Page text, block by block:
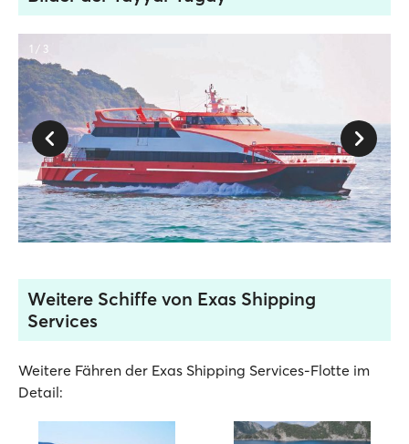
1 / 3
Weitere Schiffe von Exas Shipping
Services
Weitere Fähren der Exas Shipping Services-Flotte im
Detail: